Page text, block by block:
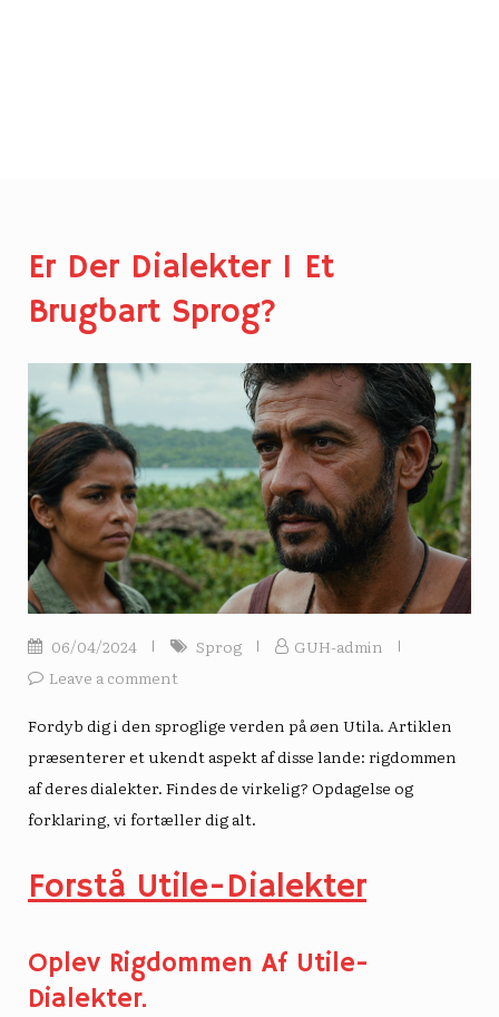
Er Der Dialekter I Et
Brugbart Sprog?
06/04/2024 Sprog
GUH-admin
Leave a comment
Fordyb dig i den sproglige verden på øen Utila. Artiklen
præsenterer et ukendt aspekt af disse lande: rigdommen
af ​​deres dialekter. Findes de virkelig? Opdagelse og
forklaring, vi fortæller dig alt.
Forstå Utile-Dialekter
Oplev Rigdommen Af ​​Utile-
Dialekter.